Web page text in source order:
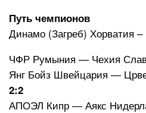
Путь чемпионов
Динамо (Загреб) Хорватия –
ЧФР Румыния — Чехия
Янг Бойз Швейцария —
2:2
АПОЭЛ Кипр — Аякс